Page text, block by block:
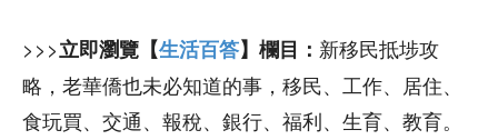
>>>立即瀏覽【生活百答】欄目： 新移民抵埗攻
略，老華僑也未必知道的事，移民、工作、居住、
食玩買、交通、報稅、銀行、福利、生育、教育。